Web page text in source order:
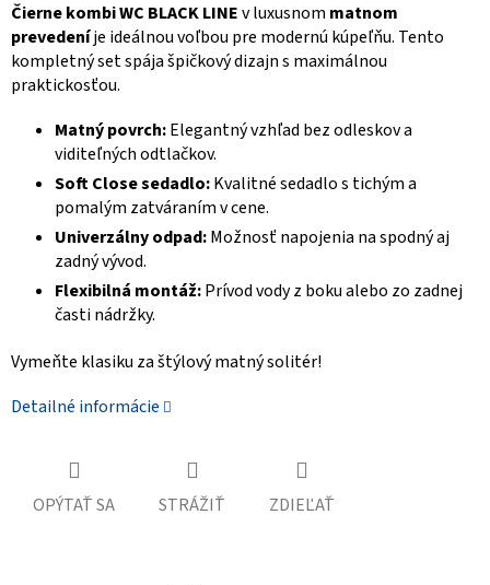
Čierne kombi WC BLACK LINEv luxusnom matnom
prevedeníje ideálnou voľbou pre modernú kúpeľňu. Tento
kompletný set spája špičkový dizajn s maximálnou
praktickosťou.
Matný povrch:Elegantný vzhľad bez odleskov a
viditeľných odtlačkov.
Soft Close sedadlo:Kvalitné sedadlo s tichým a
pomalým zatváraním v cene.
Univerzálny odpad:Možnosť napojenia na spodný aj
zadný vývod.
Flexibilná montáž:Prívod vody z boku alebo zo zadnej
časti nádržky.
Vymeňte klasiku za štýlový matný solitér!
Detailné informácie
OPÝTAŤ SA STRÁŽIŤ ZDIEĽAŤ